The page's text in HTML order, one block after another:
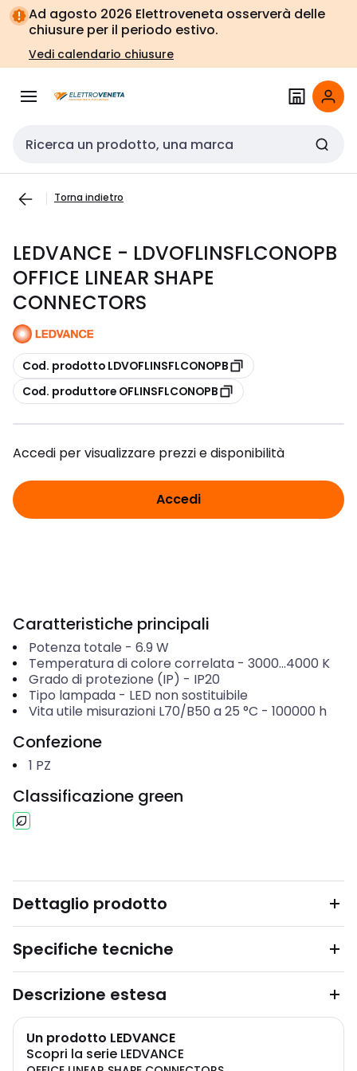
Vai alla
navigazione
Vai
alla
pagina
Ad agosto 2026 Elettroveneta osserverà delle
chiusure per il periodo estivo.
Vedi calendario chiusure
Cerca input
Torna indietro
LEDVANCE - LDVOFLINSFLCONOPB
OFFICE LINEAR SHAPE
CONNECTORS
copia
Cod. prodotto LDVOFLINSFLCONOPB
copia
Cod. produttore OFLINSFLCONOPB
Accedi per visualizzare prezzi e disponibilità
Accedi
Caratteristiche principali
Potenza totale - 6.9 W
Temperatura di colore correlata- 3000...4000 K
Grado di protezione (IP) - IP20
Tipo lampada- LED non sostituibile
Vita utile misurazioni L70/B50 a 25 °C - 100000 h
Confezione
1 PZ
Classificazione green
Dettaglio prodotto
Specifiche tecniche
Descrizione estesa
Un prodotto LEDVANCE
Scopri la serie LEDVANCE